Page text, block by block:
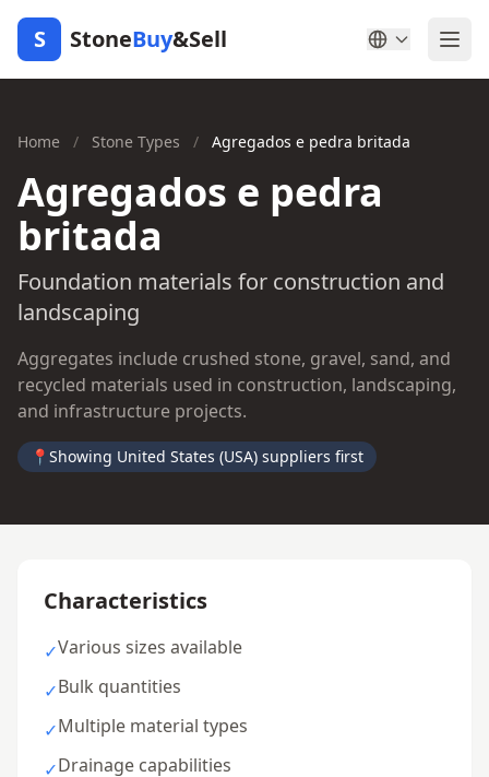
S StoneBuy&Sell
Home / Stone Types / Agregados e pedra britada
Agregados e pedra
britada
Foundation materials for construction and
landscaping
Aggregates include crushed stone, gravel, sand, and
recycled materials used in construction, landscaping,
and infrastructure projects.
📍 Showing United States (USA) suppliers first
Characteristics
✓Various sizes available
✓Bulk quantities
✓Multiple material types
✓Drainage capabilities